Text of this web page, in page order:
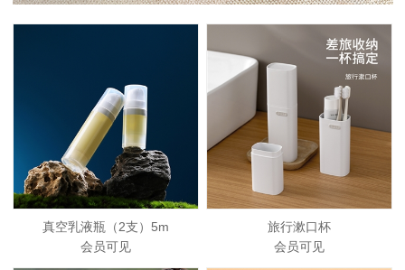
真空乳液瓶（2支）5m
会员可见
旅行漱口杯
会员可见